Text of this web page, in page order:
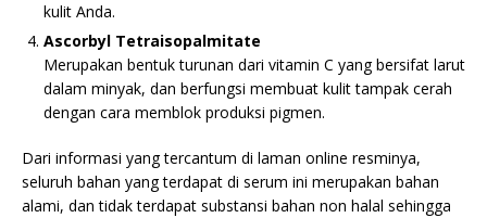
kulit Anda.
Ascorbyl Tetraisopalmitate
Merupakan bentuk turunan dari vitamin C yang bersifat larut
dalam minyak, dan berfungsi membuat kulit tampak cerah
dengan cara memblok produksi pigmen.
Dari informasi yang tercantum di laman online resminya,
seluruh bahan yang terdapat di serum ini merupakan bahan
alami, dan tidak terdapat substansi bahan non halal sehingga